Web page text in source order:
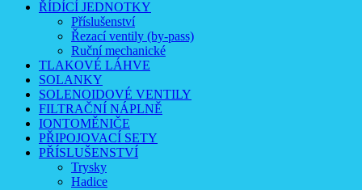
ŘÍDÍCÍ JEDNOTKY
Příslušenství
Řezací ventily (by-pass)
Ruční mechanické
TLAKOVÉ LÁHVE
SOLANKY
SOLENOIDOVÉ VENTILY
FILTRAČNÍ NÁPLNĚ
IONTOMĚNIČE
PŘIPOJOVACÍ SETY
PŘÍSLUŠENSTVÍ
Trysky
Hadice